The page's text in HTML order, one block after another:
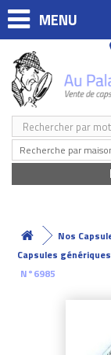
MENU
Recherche par
Nos
Capsules
N°6985